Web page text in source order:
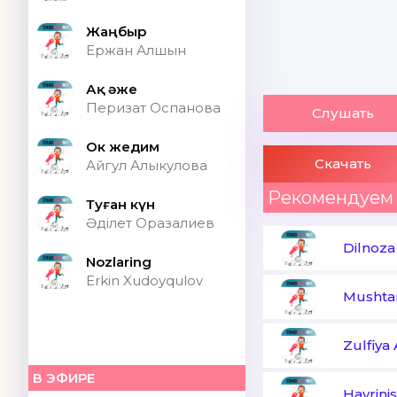
Жаңбыр
Ержан Алшын
Ақ әже
Перизат Оспанова
Ок жедим
Айгул Алыкулова
Туған күн
Әділет Оразалиев
Nozlaring
Erkin Xudoyqulov
В ЭФИРЕ
Слушать
Скачать
Рекомендуем
Zulfiya